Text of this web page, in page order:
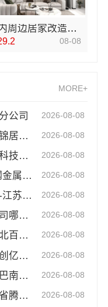
省内周边居家改造免费量房收费标准——浙江乐享新材料有限公司
08-08
MORE+
公司 2026-08-08
南湖区装饰推荐小户型，嘉兴锦居装饰材料有限公司一站式搞定 2026-08-08
邯郸装修新材料，至臻全宅以科技定义未来家居 2026-08-08
免费高端定制怎么做-江苏东钢金属家居有限公司 2026-08-08
屏风隔断高端定制艺术漆价格-江苏东钢金属家居有限公司 2026-08-08
源头直供建材湖南美学筑家公司哪家专业，湖南美学筑家建材实力见证 2026-08-08
百年米莱设计装修大平层，湖北百年米莱空间美学装饰材料有限公司 2026-08-08
优质室内设计哪家好？南京市创亿讯专业 2026-08-08
重庆御墅建筑材料有限公司：巴南免拆模板造价预算抗震防风 2026-08-08
大型轮胎批发平台教程：湖北省腾冠畅实业贸易有限公司指南 2026-08-08